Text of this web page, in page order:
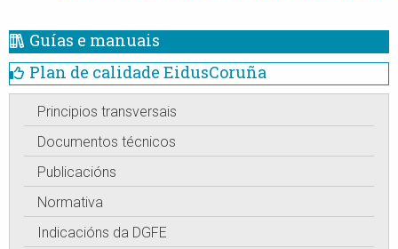
Guías e manuais
Plan de calidade EidusCoruña
Principios transversais
Documentos técnicos
Publicacións
Normativa
Indicacións da DGFE